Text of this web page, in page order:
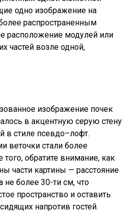
одно изображение на
распространенным
расположение модулей или
частей возле одной,
изображение почек
в акцентную серую стену
в стиле псевдо–лофт.
веточки стали более
обратите внимание, как
части картины — расстояние
более 30-ти см, что
пространство и оставить
напротив гостей.